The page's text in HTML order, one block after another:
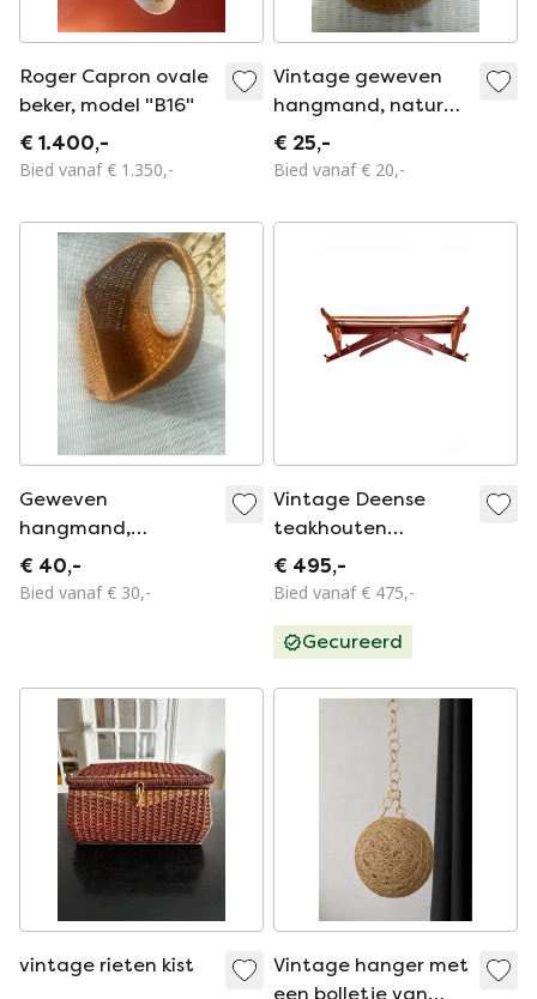
Roger Capron ovale
beker, model "B16"
€ 1.400,-
Bied vanaf € 1.350,-
Vintage geweven
hangmand, naturel,
voor opbergruimte
en decoratie.
€ 25,-
Bied vanaf € 20,-
Geweven
hangmand,
wilgentenen mand,
wandmand, bruin,
€ 40,-
Bied vanaf € 30,-
Vintage Deense
teakhouten
wandkapstok ‘60
€ 495,-
Bied vanaf € 475,-
Gecureerd
vintage rieten kist
Vintage hanger met
een bolletje van